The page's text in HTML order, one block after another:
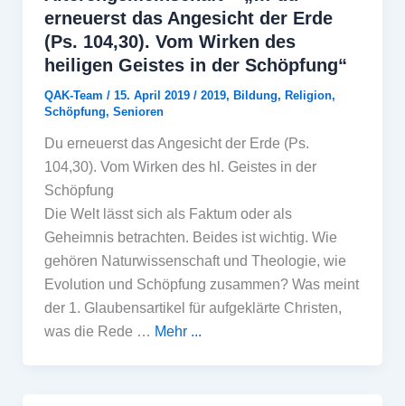
erneuerst das Angesicht der Erde
(Ps. 104,30). Vom Wirken des
heiligen Geistes in der Schöpfung“
QAK-Team / 15. April 2019 / 2019, Bildung, Religion,
Schöpfung, Senioren
Du erneuerst das Angesicht der Erde (Ps.
104,30). Vom Wirken des hl. Geistes in der
Schöpfung
Die Welt lässt sich als Faktum oder als
Geheimnis betrachten. Beides ist wichtig. Wie
gehören Naturwissenschaft und Theologie, wie
Evolution und Schöpfung zusammen? Was meint
der 1. Glaubensartikel für aufgeklärte Christen,
was die Rede … Mehr ...